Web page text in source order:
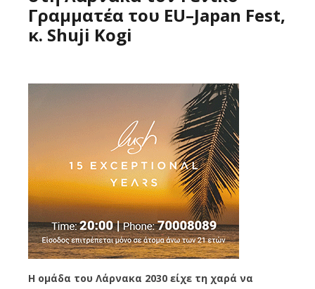
Γραμματέα του EU–Japan Fest,
κ. Shuji Kogi
Η ομάδα του Λάρνακα 2030 είχε τη χαρά να